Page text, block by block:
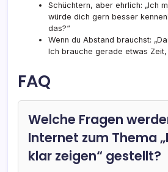
Schüchtern, aber ehrlich: „Ich
würde dich gern besser
das?“
Wenn du Abstand brauchst:
Ich brauche gerade etwas
FAQ
Welche Fragen
Internet zum Thema
klar zeigen“ gestellt?